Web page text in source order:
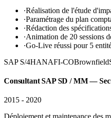
·Réalisation de l'étude
·Paramétrage du plan
·Rédaction des
·Animation de 20 sessions
·Go-Live réussi pour 5
SAP S/4HANAFI-COBrownfield
Consultant SAP SD / MM —
2015 - 2020
Déploiement et maintenance des